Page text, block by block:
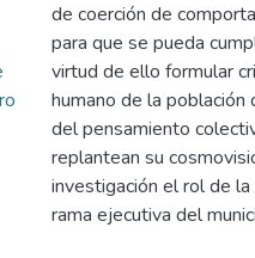
de coerción de
para que se pueda
virtud de ello formular
humano de la población
del pensamiento
replantean su
investigación el rol de
rama ejecutiva del